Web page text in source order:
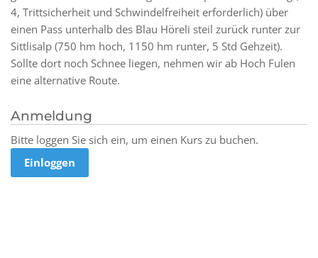
4, Trittsicherheit und Schwindelfreiheit erforderlich) über
einen Pass unterhalb des Blau Höreli steil zurück runter zur
Sittlisalp (750 hm hoch, 1150 hm runter, 5 Std Gehzeit).
Sollte dort noch Schnee liegen, nehmen wir ab Hoch Fulen
eine alternative Route.
Anmeldung
Bitte loggen Sie sich ein, um einen Kurs zu buchen.
Einloggen